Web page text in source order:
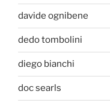
davide ognibene
dedo tombolini
diego bianchi
doc searls